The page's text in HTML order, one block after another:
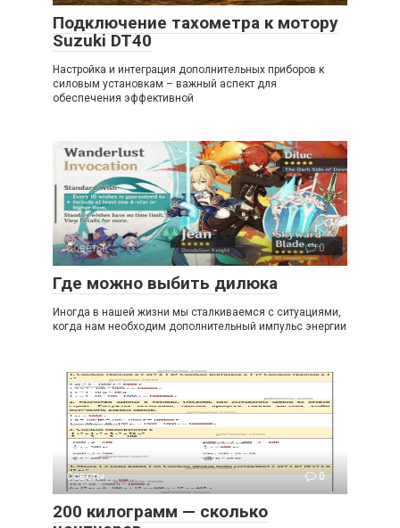
Подключение тахометра к мотору
Suzuki DT40
Настройка и интеграция дополнительных приборов к
силовым установкам – важный аспект для
обеспечения эффективной
Советы 0
Где можно выбить дилюка
Иногда в нашей жизни мы сталкиваемся с ситуациями,
когда нам необходим дополнительный импульс энергии
Советы 0
200 килограмм — сколько